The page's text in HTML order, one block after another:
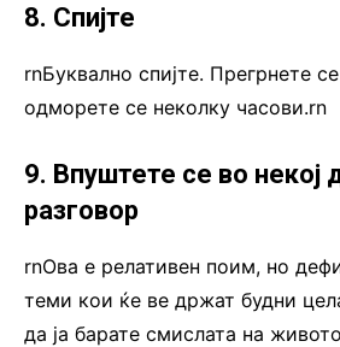
8. Спијте
rnБуквално спијте. Прегрнете
одморете се неколку часови.rn
9. Впуштете се во некој
разговор
rnОва е релативен поим, но
теми кои ќе ве држат будни
да ја барате смислата на